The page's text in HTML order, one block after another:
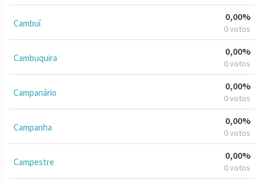
Cambuí
0,00%
0 votos
Cambuquira
0,00%
0 votos
Campanário
0,00%
0 votos
Campanha
0,00%
0 votos
Campestre
0,00%
0 votos